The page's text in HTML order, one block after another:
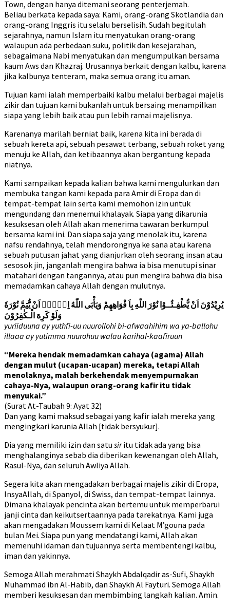
Town, dengan hanya ditemani seorang penterjemah.
Beliau berkata kepada saya: Kami, orang-orang Skotlandia dan
orang-orang Inggris itu selalu berselisih. Sudah begitulah
sejarahnya, namun Islam itu menyatukan orang-orang
walaupun ada perbedaan suku, politik dan kesejarahan,
sebagaimana Nabi menyatukan dan mengumpulkan bersama
kaum Aws dan Khazraj. Urusannya berkait dengan kalbu, karena
jika kalbunya tenteram, maka semua orang itu aman.
Tujuan kami ialah memperbaiki kalbu melalui berbagai majelis
zikir dan tujuan kami bukanlah untuk bersaing menampilkan
siapa yang lebih baik atau pun lebih ramai majelisnya.
Karenanya marilah berniat baik, karena kita ini berada di
sebuah kereta api, sebuah pesawat terbang, sebuah roket yang
menuju ke Allah, dan ketibaannya akan bergantung kepada
niatnya.
Kami sampaikan kepada kalian bahwa kami mengulurkan dan
membuka tangan kami kepada para Amir di Eropa dan di
tempat-tempat lain serta kami memohon izin untuk
mengundang dan menemui khalayak. Siapa yang dikarunia
kesuksesan oleh Allah akan menerima tawaran berkumpul
bersama kami ini. Dan siapa saja yang menolak itu, karena
nafsu rendahnya, telah mendorongnya ke sana atau karena
sebuah putusan jahat yang dianjurkan oleh seorang insan atau
sesosok jin, janganlah mengira bahwa ia bisa menutupi sinar
matahari dengan tangannya, atau pun mengira bahwa dia bisa
memadamkan cahaya Allah dengan mulutnya.
يُرِيْدُوْنَ اَنْ يُّطْفِـئُــوْا نُوْرَ اللّٰهِ بِاَ فْوَاهِهِمْ وَيَأْبَى اللّٰهُ اِلَّاۤ اَنْ يُّتِمَّ نُوْرَهٗ
وَلَوْ كَرِهَ الْـكٰفِرُوْنَ
yuriiduuna ay yuthfi-uu nuurollohi bi-afwaahihim wa ya-ballohu
illaaa ay yutimma nuurohuu walau karihal-kaafiruun
“Mereka hendak memadamkan cahaya (agama) Allah
dengan mulut (ucapan-ucapan) mereka, tetapi Allah
menolaknya, malah berkehendak menyempurnakan
cahaya-Nya, walaupun orang-orang kafir itu tidak
menyukai.”
(Surat At-Taubah 9: Ayat 32)
Dan yang kami maksud sebagai yang kafir ialah mereka yang
mengingkari karunia Allah [tidak bersyukur].
Dia yang memiliki izin dan satu siritu tidak ada yang bisa
menghalanginya sebab dia diberikan kewenangan oleh Allah,
Rasul-Nya, dan seluruh Awliya Allah.
Segera kita akan mengadakan berbagai majelis zikir di Eropa,
InsyaAllah, di Spanyol, di Swiss, dan tempat-tempat lainnya.
Dimana khalayak pencinta akan bertemu untuk memperbarui
janji cinta dan keikutsertaannya pada tarekatnya. Kami juga
akan mengadakan Moussem kami di Kelaat M’gouna pada
bulan Mei. Siapa pun yang mendatangi kami, Allah akan
memenuhi idaman dan tujuannya serta membentengi kalbu,
iman dan yakinnya.
Semoga Allah merahmati Shaykh Abdalqadir as-Sufi, Shaykh
Muhammad ibn Al-Habib, dan Shaykh Al Fayturi. Semoga Allah
memberi kesuksesan dan membimbing langkah kalian. Amin.